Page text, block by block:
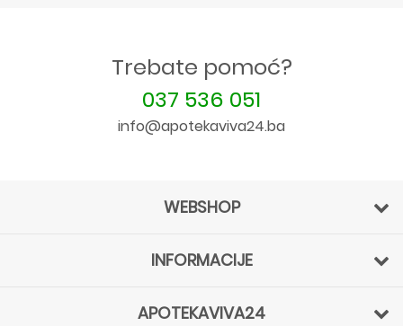
Trebate pomoć?
037 536 051
info@apotekaviva24.ba
WEBSHOP
INFORMACIJE
APOTEKAVIVA24